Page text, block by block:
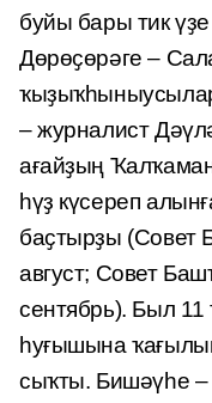
буйы бары тик
Дөрөҫөрәге –
– журналист
ағайҙың
һүҙ күсереп
баҫтырҙы (Совет
август; Совет
сентябрь). Был 11
һуғышына
сыҡты. Бишәүһе